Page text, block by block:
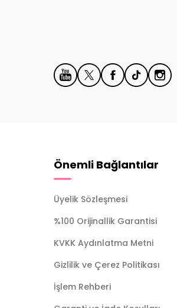
Önemli Bağlantılar
Üyelik Sözleşmesi
%100 Orijinallik Garantisi
KVKK Aydınlatma Metni
Gizlilik ve Çerez Politikası
İşlem Rehberi